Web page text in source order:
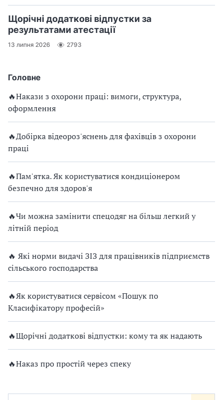
Головне
🔥Накази з охорони праці: вимоги, структура,
оформлення
🔥Добірка відеороз'яснень для фахівців з охорони
праці
🔥Пам'ятка. Як користуватися кондиціонером
безпечно для здоров'я
🔥Чи можна замінити спецодяг на більш легкий у
літній період
🔥 Які норми видачі ЗІЗ для працівників підприємств
сільського господарства
🔥Як користуватися сервісом «Пошук по
Класифікатору професій»
🔥Щорічні додаткові відпустки: кому та як надають
🔥Наказ про простій через спеку
Щорічні додаткові відпустки за
результатами атестації
13 липня 2026 2793